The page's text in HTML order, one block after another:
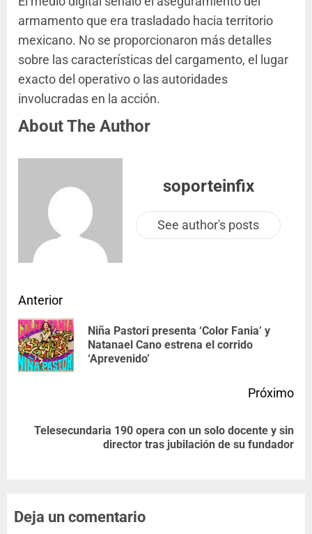
armamento que era trasladado hacia territorio
mexicano. No se proporcionaron más detalles
sobre las características del cargamento, el lugar
exacto del operativo o las autoridades
involucradas en la acción.
About The Author
soporteinfix
See author's posts
Anterior
Niña Pastori presenta ‘Color Fania’ y
Natanael Cano estrena el corrido
‘Aprevenido’
Próximo
Telesecundaria 190 opera con un solo docente y sin
director tras jubilación de su fundador
Deja un comentario